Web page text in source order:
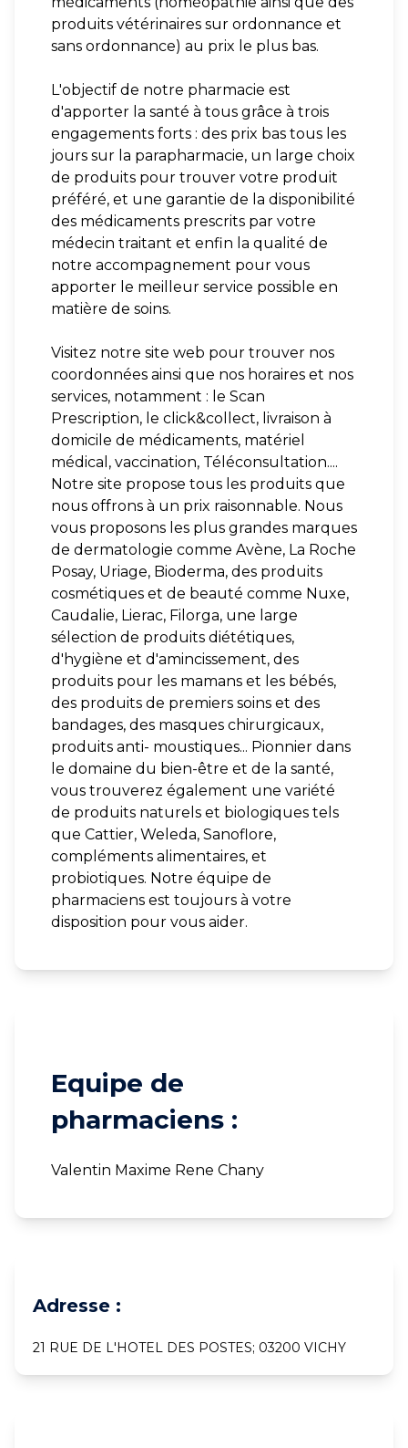
produits vétérinaires sur ordonnance et
sans ordonnance) au prix le plus bas.
L'objectif de notre pharmacie est
d'apporter la santé à tous grâce à trois
engagements forts : des prix bas tous les
jours sur la parapharmacie, un large choix
de produits pour trouver votre produit
préféré, et une garantie de la disponibilité
des médicaments prescrits par votre
médecin traitant et enfin la qualité de
notre accompagnement pour vous
apporter le meilleur service possible en
matière de soins.
Visitez notre site web pour trouver nos
coordonnées ainsi que nos horaires et nos
services, notamment : le Scan
Prescription, le click&collect, livraison à
domicile de médicaments, matériel
médical, vaccination, Téléconsultation....
Notre site propose tous les produits que
nous offrons à un prix raisonnable. Nous
vous proposons les plus grandes marques
de dermatologie comme Avène, La Roche
Posay, Uriage, Bioderma, des produits
cosmétiques et de beauté comme Nuxe,
Caudalie, Lierac, Filorga, une large
sélection de produits diététiques,
d'hygiène et d'amincissement, des
produits pour les mamans et les bébés,
des produits de premiers soins et des
bandages, des masques chirurgicaux,
produits anti- moustiques... Pionnier dans
le domaine du bien-être et de la santé,
vous trouverez également une variété
de produits naturels et biologiques tels
que Cattier, Weleda, Sanoflore,
compléments alimentaires, et
probiotiques. Notre équipe de
pharmaciens est toujours à votre
disposition pour vous aider.
Equipe de
pharmaciens :
Valentin Maxime Rene Chany
Adresse :
21 RUE DE L'HOTEL DES POSTES; 03200 VICHY